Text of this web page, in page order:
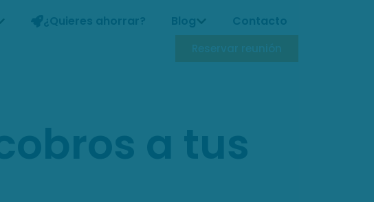
¿Quieres ahorrar? Blog Contacto
Reservar reunión
a tus